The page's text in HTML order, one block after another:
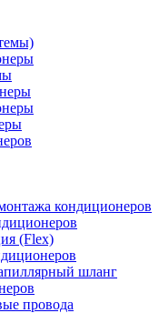
кондиционеров
(Flex)
шланг
провода